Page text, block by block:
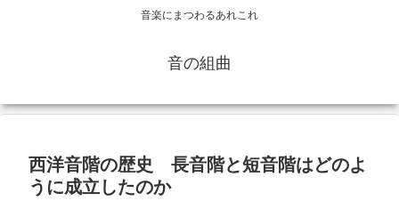
音楽にまつわるあれこれ
音の組曲
西洋音階の歴史 長音階と短音階はどのよ
うに成立したのか